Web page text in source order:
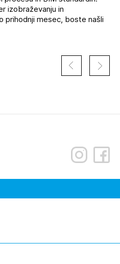
le ZAPS
izobraževanju in
prihodnji mesec, boste našli